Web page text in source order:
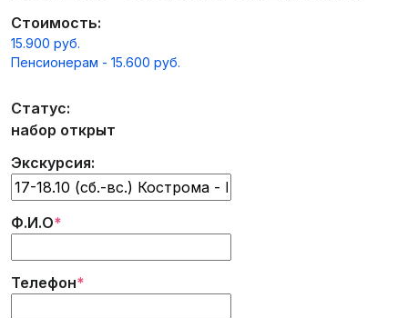
Стоимость:
15.900 руб.
Пенсионерам - 15.600 руб.
Статус:
набор открыт
Экскурсия:
Ф.И.О*
Телефон*